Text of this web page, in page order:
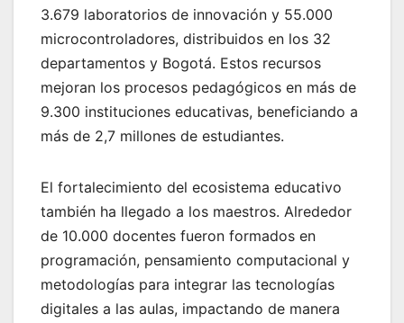
3.679 laboratorios de innovación y 55.000
microcontroladores, distribuidos en los 32
departamentos y Bogotá. Estos recursos
mejoran los procesos pedagógicos en más de
9.300 instituciones educativas, beneficiando a
más de 2,7 millones de estudiantes.
El fortalecimiento del ecosistema educativo
también ha llegado a los maestros. Alrededor
de 10.000 docentes fueron formados en
programación, pensamiento computacional y
metodologías para integrar las tecnologías
digitales a las aulas, impactando de manera